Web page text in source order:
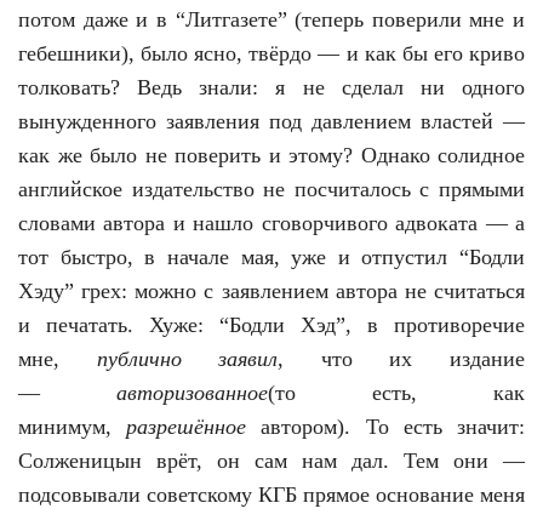
потом даже и в “Литгазете” (теперь поверили мне и
гебешники), было ясно, твёрдо — и как бы его криво
толковать? Ведь знали: я не сделал ни одного
вынужденного заявления под давлением властей —
как же было не поверить и этому? Однако солидное
английское издательство не посчиталось с прямыми
словами автора и нашло сговорчивого адвоката — а
тот быстро, в начале мая, уже и отпустил “Бодли
Хэду” грех: можно с заявлением автора не считаться
и печатать. Хуже: “Бодли Хэд”, в противоречие
мне, публично заявил, что их издание
— авторизованное(то есть, как
минимум,разрешённое автором). То есть значит:
Солженицын врёт, он сам нам дал. Тем они —
подсовывали советскому КГБ прямое основание меня